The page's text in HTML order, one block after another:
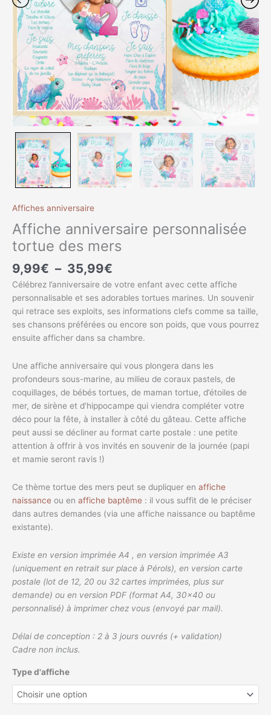
Affiches anniversaire
Affiche anniversaire personnalisée
tortue des mers
9,99€ – 35,99€
Célébrez l’anniversaire de votre enfant avec cette affiche
personnalisable et ses adorables tortues marines. Un souvenir
qui retrace ses exploits, ses informations clefs comme sa taille,
ses chansons préférées ou encore son poids, que vous pourrez
ensuite afficher dans sa chambre.
Une affiche anniversaire qui vous plongera dans les
profondeurs sous-marine, au milieu de coraux pastels, de
coquillages, de bébés tortues, de maman tortue, d’étoiles de
mer, de sirène et d’hippocampe qui viendra compléter votre
déco pour la fête, à installer à côté du gâteau. Cette affiche
peut aussi se décliner au format carte postale : une petite
attention à offrir à vos invités en souvenir de la journée (papi
et mamie seront ravis !)
Ce thème tortue des mers peut se dupliquer en affiche
naissance ou en affiche baptême : il vous suffit de le préciser
dans autres demandes (via une affiche naissance ou baptême
existante).
Existe en version imprimée A4 , en version imprimée A3
(uniquement en retrait sur place à Pérols), en version carte
postale (lot de 12, 20 ou 32 cartes imprimées, plus sur
demande) ou en version PDF (format A4, 30×40 ou
personnalisé) à imprimer chez vous (envoyé par mail).
Délai de conception : 2 à 3 jours ouvrés (+ validation)
Cadre non inclus.
Type d'affiche